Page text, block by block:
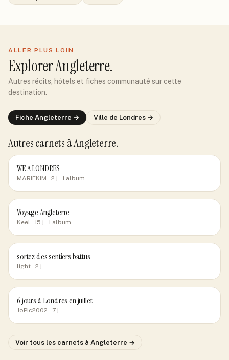
ALLER PLUS LOIN
ExplorerAngleterre.
Autres récits, hôtels et fiches communauté sur cette
destination.
Fiche Angleterre → Ville de Londres →
Autres carnets à Angleterre.
WE A LONDRES
MARIEKIM · 2 j · 1 album
Voyage Angleterre
Keel · 15 j · 1 album
sortez des sentiers battus
light · 2 j
6 jours à Londres en juillet
JoPic2002 · 7 j
Voir tous les carnets à Angleterre →